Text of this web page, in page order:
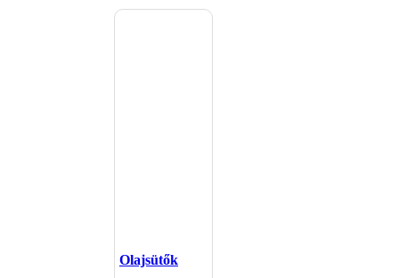
Olajsütők